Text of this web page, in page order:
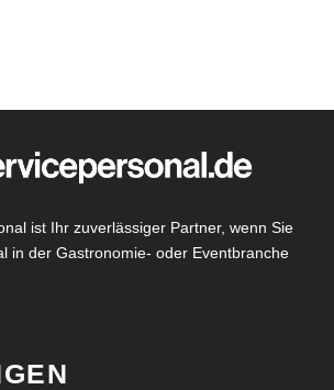
ist Ihr zuverlässiger Partner, wenn Sie
in der Gastronomie- oder Eventbranche